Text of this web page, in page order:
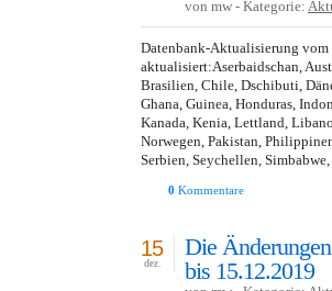
von mw - Kategorie:
Datenbank-Aktualisierung
aktualisiert:Aserbaidschan,
Brasilien, Chile, Dschibuti,
Ghana, Guinea, Honduras,
Kanada, Kenia, Lettland,
Norwegen, Pakistan,
Serbien, Seychellen,
0 Kommentare
Die
bis 15.12.2019
15
dez.